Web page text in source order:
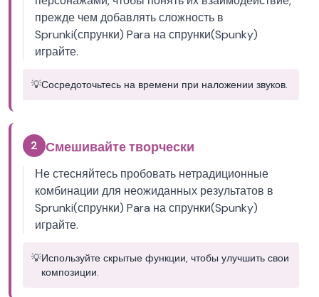
прежде чем добавлять сложность в
Sprunki(спрунки) Para на спрунки(Spunky)
играйте.
💡Сосредоточьтесь на времени при наложении звуков.
2 Смешивайте творчески
Не стесняйтесь пробовать нетрадиционные
комбинации для неожиданных результатов в
Sprunki(спрунки) Para на спрунки(Spunky)
играйте.
💡Используйте скрытые функции, чтобы улучшить свои
композиции.